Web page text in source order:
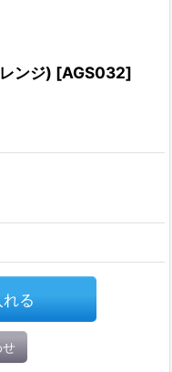
ンジ) [AGS032]
る
せ